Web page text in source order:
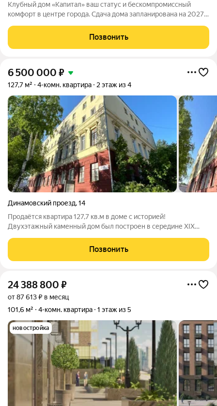
Клубный дом «Капитал» ваш статус и бескомпромиссный
комфорт в центре города. Сдача дома запланирована на 2027
безупречного вкуса. Двенадцатиэтажное монолитно-
кирпичное здание объединяет традиции
Позвонить
6 500 000 ₽
127,7 м² 4-комн. квартира 2 этаж из 4
Динамовский проезд,14
Продаётся квартира 127,7 кв.м в доме с историей!
Двухэтажный каменный дом был построен в середине XIX
здесь жили семьи церковнослужителей Троицкого
Кафедрального собора. В 1969 г. здание
Позвонить
24 388 800 ₽
от 87 613 ₽ в месяц
101,6 м²
4-комн. квартира 1 этаж из 5
новостройка